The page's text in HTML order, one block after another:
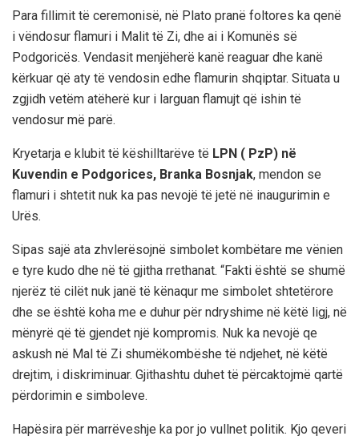
Para fillimit të ceremonisë, në Plato pranë foltores ka qenë
i vëndosur flamuri i Malit të Zi, dhe ai i Komunës së
Podgoricës. Vendasit menjëherë kanë reaguar dhe kanë
kërkuar që aty të vendosin edhe flamurin shqiptar. Situata u
zgjidh vetëm atëherë kur i larguan flamujt që ishin të
vendosur më parë.
Kryetarja e klubit të këshilltarëve të LPN ( PzP) në
Kuvendin e Podgorices, Branka Bosnjak, mendon se
flamuri i shtetit nuk ka pas nevojë të jetë në inaugurimin e
Urës.
Sipas sajë ata zhvlerësojnë simbolet kombëtare me vënien
e tyre kudo dhe në të gjitha rrethanat. “Fakti është se shumë
njerëz të cilët nuk janë të kënaqur me simbolet shtetërore
dhe se është koha me e duhur për ndryshime në këtë ligj, në
mënyrë që të gjendet një kompromis. Nuk ka nevojë qe
askush në Mal të Zi shumëkombëshe të ndjehet, në këtë
drejtim, i diskriminuar. Gjithashtu duhet të përcaktojmë qartë
përdorimin e simboleve.
Hapësira për marrëveshje ka por jo vullnet politik. Kjo qeveri